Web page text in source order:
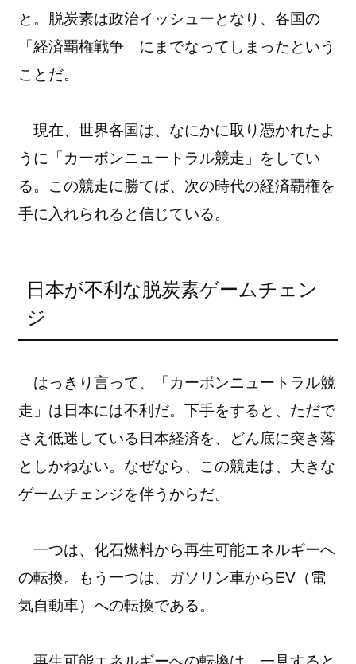
と。脱炭素は政治イッシューとなり、各国の
「経済覇権戦争」にまでなってしまったという
ことだ。
現在、世界各国は、なにかに取り憑かれたよ
うに「カーボンニュートラル競走」をしてい
る。この競走に勝てば、次の時代の経済覇権を
手に入れられると信じている。
日本が不利な脱炭素ゲームチェン
ジ
はっきり言って、「カーボンニュートラル競
走」は日本には不利だ。下手をすると、ただで
さえ低迷している日本経済を、どん底に突き落
としかねない。なぜなら、この競走は、大きな
ゲームチェンジを伴うからだ。
一つは、化石燃料から再生可能エネルギーへ
の転換。もう一つは、ガソリン車からEV（電
気自動車）への転換である。